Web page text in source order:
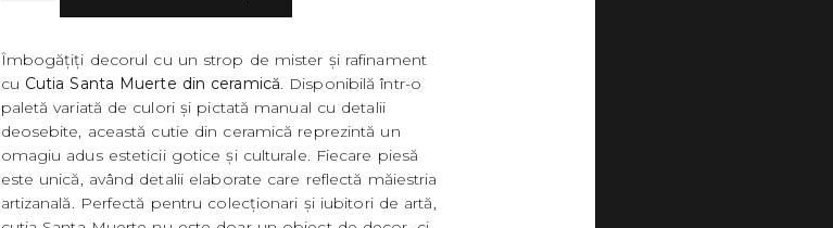
Îmbogățiți decorul cu un strop de mister și rafinament
cu Cutia Santa Muerte din ceramică. Disponibilă într-o
paletă variată de culori și pictată manual cu detalii
deosebite, această cutie din ceramică reprezintă un
omagiu adus esteticii gotice și culturale. Fiecare piesă
este unică, având detalii elaborate care reflectă măiestria
artizanală. Perfectă pentru colecționari și iubitori de artă,